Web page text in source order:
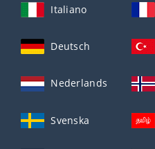
Italiano
Deutsch
Nederlands
Svenska